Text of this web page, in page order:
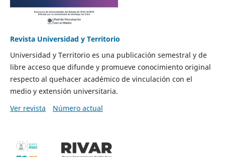
Revista Universidad y Territorio
Universidad y Territorio es una publicación semestral y de
libre acceso que difunde y promueve conocimiento original
respecto al quehacer académico de vinculación con el
medio y extensión universitaria.
Ver revista
Número actual